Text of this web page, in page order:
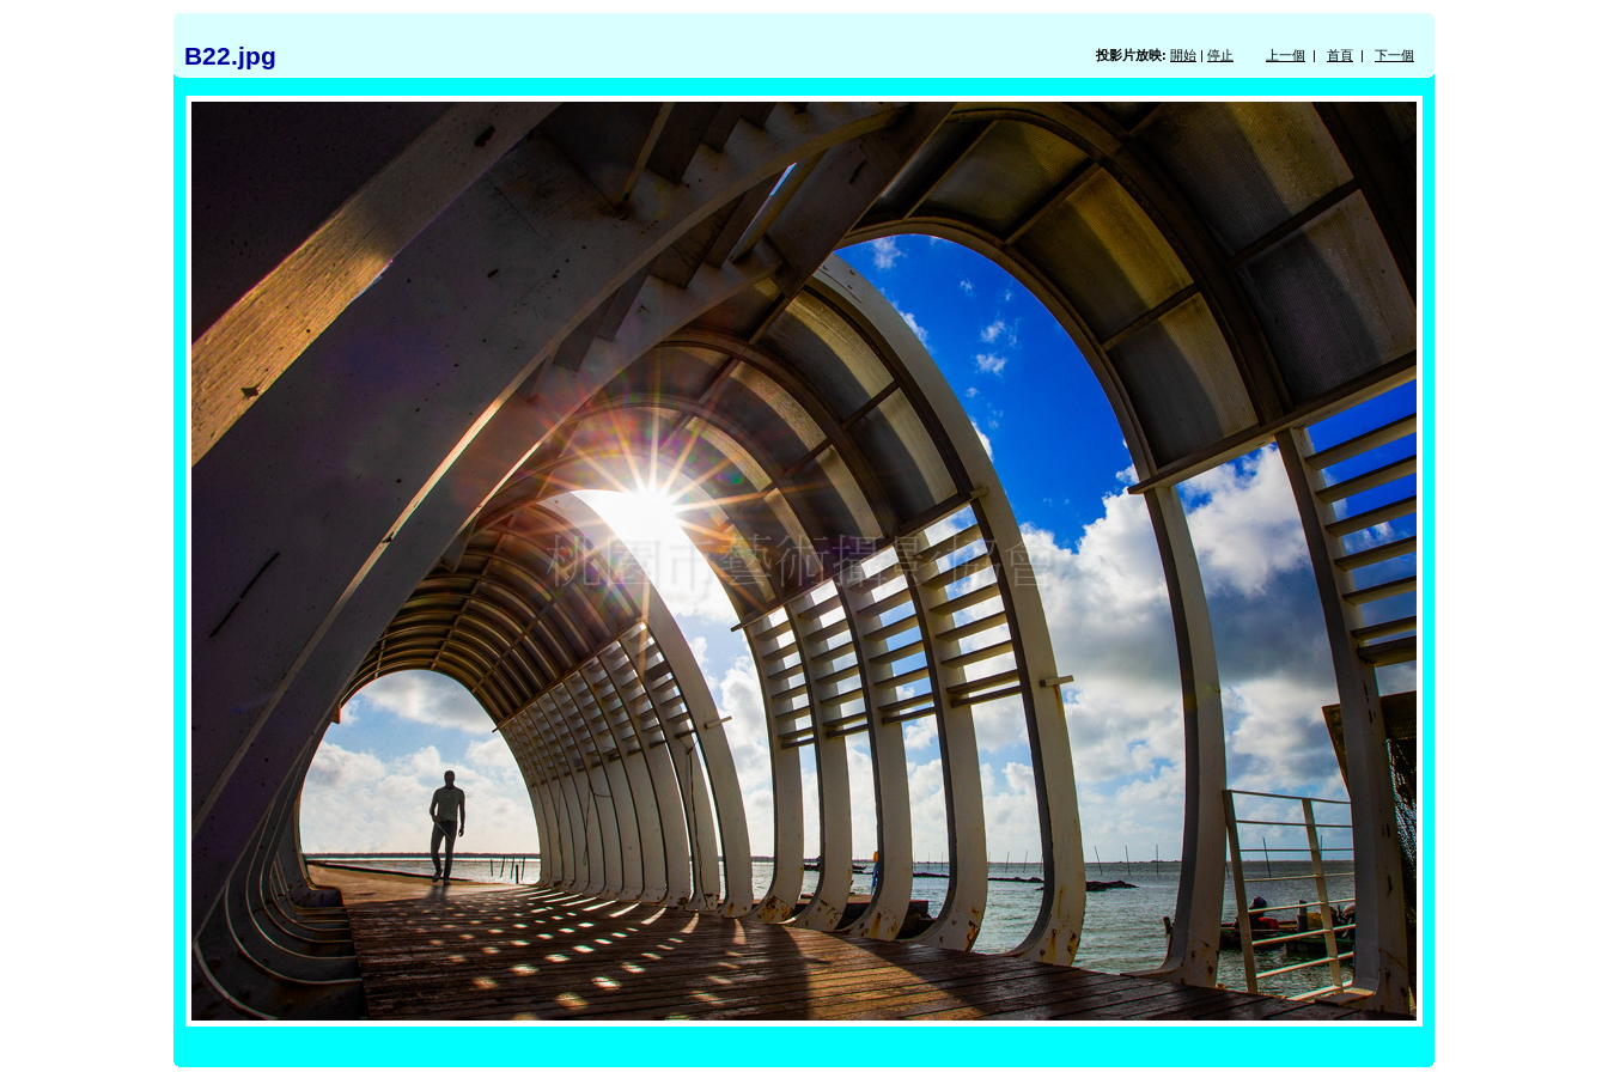
B22.jpg 投影片放映: 開始 | 停止 上一個 | 首頁 | 下一個